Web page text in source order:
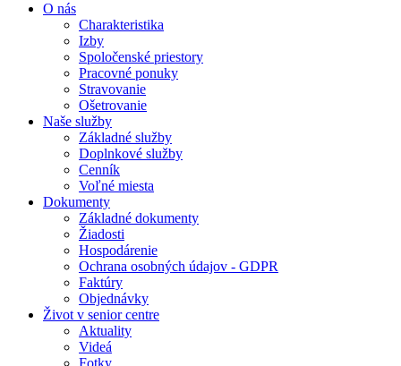
O nás
Charakteristika
Izby
Spoločenské priestory
Pracovné ponuky
Stravovanie
Ošetrovanie
Naše služby
Základné služby
Doplnkové služby
Cenník
Voľné miesta
Dokumenty
Základné dokumenty
Žiadosti
Hospodárenie
Ochrana osobných údajov - GDPR
Faktúry
Objednávky
Život v senior centre
Aktuality
Videá
Fotky